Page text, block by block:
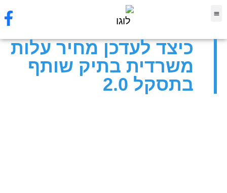
כיצד לעדכן מחיר עלות
משרדית בתיק שותף
בתסקל 2.0